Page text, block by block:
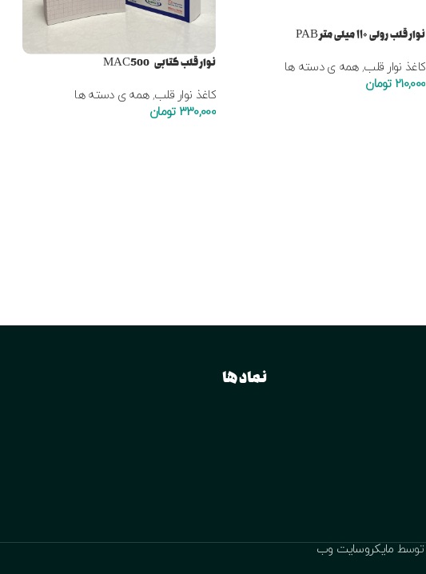
نوار قلب رولی ۱۱۰ میلی متر PAB
کاغذ نوار قلب,همه ی دسته ها
210,000 تومان
نوار قلب کتابی MAC500
کاغذ نوار قلب,همه ی دسته ها
330,000 تومان
نماد ها
مایکروسایت وب